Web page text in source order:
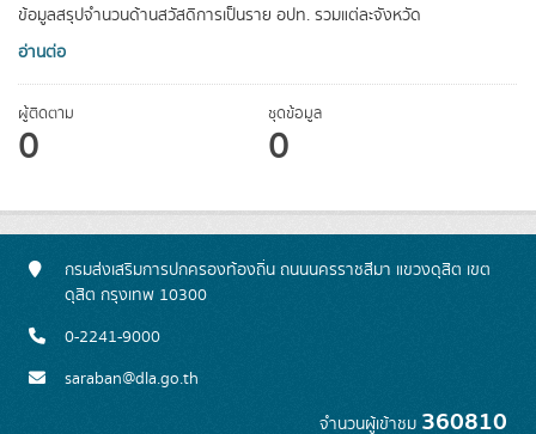
ข้อมูลสรุปจำนวนด้านสวัสดิการเป็นราย อปท. รวมแต่ละจังหวัด
อ่านต่อ
ผู้ติดตาม
0
ชุดข้อมูล
0
กรมส่งเสริมการปกครองท้องถิ่น ถนนนครราชสีมา แขวงดุสิต เขต
ดุสิต กรุงเทพ 10300
0-2241-9000
saraban@dla.go.th
จำนวนผู้เข้าชม 360810